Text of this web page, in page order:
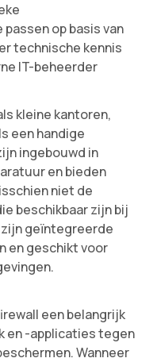
op basis van
technische kennis
IT-beheerder
kleine kantoren,
een handige
ingebouwd in
en bieden
niet de
beschikbaar zijn bij
geïntegreerde
en geschikt voor
een belangrijk
en -applicaties tegen
Wanneer